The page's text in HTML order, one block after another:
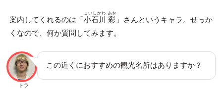
案内してくれるのは「小石川
こいしかわ
彩
あや
」さんというキャラ。せっか
くなので、何か質問してみます。
トラ
この近くにおすすめの観光名所はありますか？